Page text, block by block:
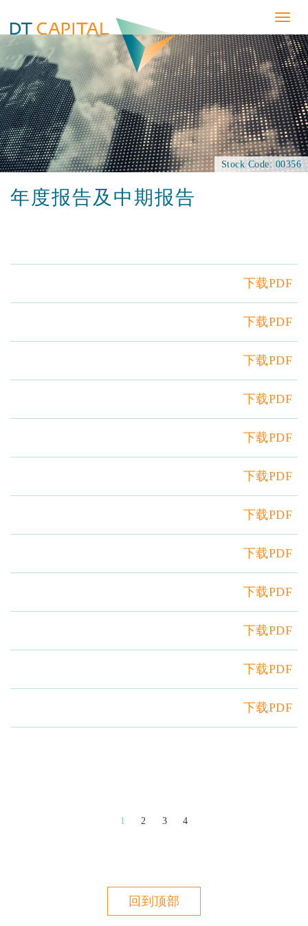
Stock Code: 00356
年度报告及中期报告
下载PDF
下载PDF
下载PDF
下载PDF
下载PDF
下载PDF
下载PDF
下载PDF
下载PDF
下载PDF
下载PDF
下载PDF
1 2 3 4
回到顶部